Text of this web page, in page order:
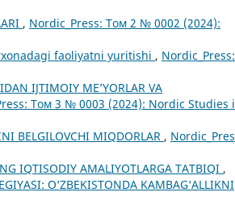
, Nordic_Press: Том 2 № 0002 (2024):
faoliyatni yuritishi , Nordic_Press:
IJTIMOIY ME’YORLAR VA
Том 3 № 0003 (2024): Nordic Studies
BELGILOVCHI MIQDORLAR ,
IQTISODIY AMALIYOTLARGA TATBIQI ,
O‘ZBEKISTONDA KAMBAG‘ALLIKNI